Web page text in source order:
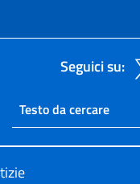
Seguici su:
Ricerca
Cerca nel sito